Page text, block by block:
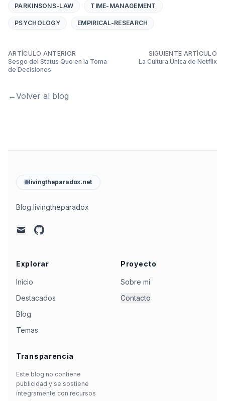
PARKINSONS-LAW
TIME-MANAGEMENT
PSYCHOLOGY EMPIRICAL-RESEARCH
ARTÍCULO ANTERIOR
Sesgo del Status Quo en la Toma
de Decisiones
SIGUIENTE ARTÍCULO
La Cultura Única de Netflix
←Volver al blog
livingtheparadox.net
Blog livingtheparadox
mail
github
Explorar
Inicio
Destacados
Blog
Temas
Proyecto
Sobre mí
Contacto
Transparencia
Este blog no contiene
publicidad y se sostiene
íntegramente con recursos